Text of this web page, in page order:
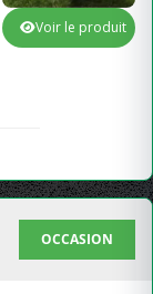
Voir le produit
OCCASION